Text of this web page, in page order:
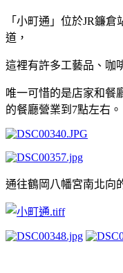
「小町通」位於JR鐮
道，
這裡有許多工藝品、咖
唯一可惜的是店家和餐
的餐廳營業到7點左右。
通往鶴岡八幡宮南北向